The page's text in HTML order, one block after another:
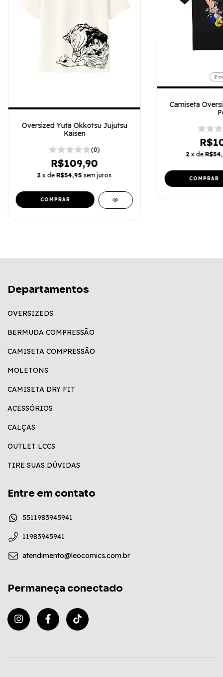
Oversized Yuta Okkotsu Jujutsu
Kaisen
(0)
R$109,90
2 x de R$54,95 sem juros
COMPRAR
2
Camiseta
2 x de
COMPRAR
Departamentos
OVERSIZEDS
BERMUDA COMPRESSÃO
CAMISETA COMPRESSÃO
MOLETONS
CAMISETA DRY FIT
ACESSÓRIOS
CALÇAS
OUTLET LCCS
TIRE SUAS DÚVIDAS
Entre em contato
5511983945941
11983945941
atendimento@leocomics.com.br
Permaneça conectado